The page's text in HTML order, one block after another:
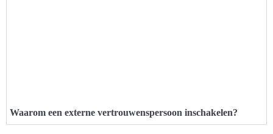
Waarom een externe vertrouwenspersoon inschakelen?